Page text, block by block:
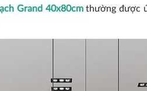
Grand 40x80cmthường được